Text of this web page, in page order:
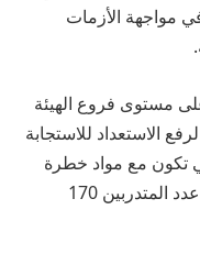
مواجهة الأزمات
مستوى فروع الهيئة
بعنوان إدارة الأزمات والكوارث AHDR لرفع الاستعداد للاستجابة
تكون مع مواد خطرة
مثل مواد إشعاعية، كيمائية، نووية وبلغ عدد المتدربين 170